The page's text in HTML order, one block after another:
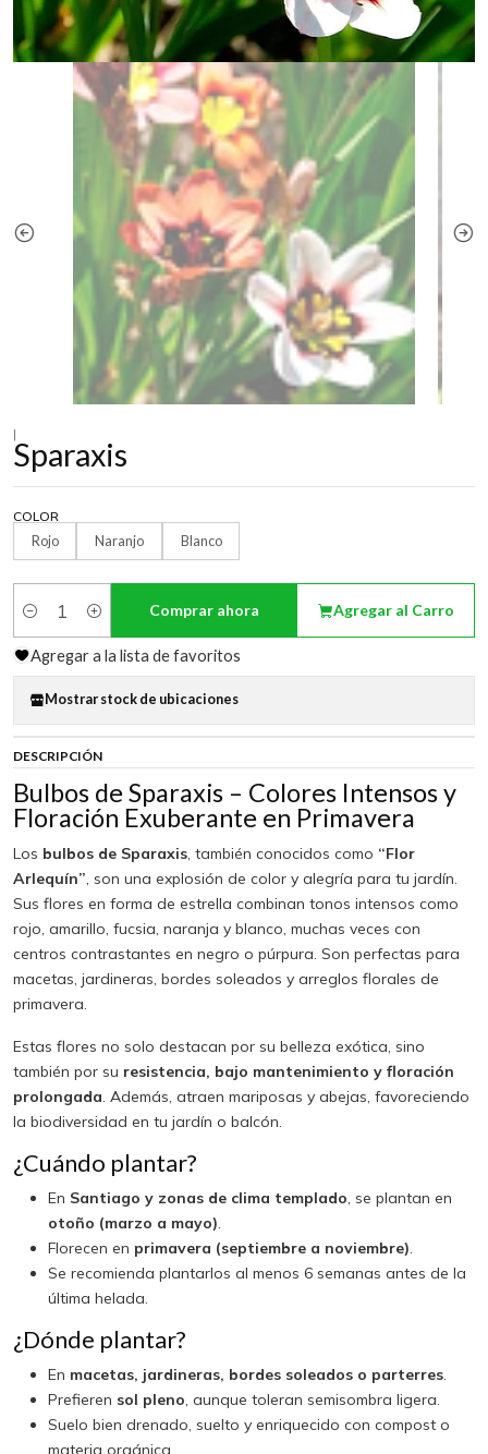
|
Sparaxis
COLOR
Rojo
Naranjo Blanco
Cantidad
Agregar al Carro
Comprar ahora
Agregar a la lista de favoritos
Mostrar stock de ubicaciones
DESCRIPCIÓN
Bulbos de Sparaxis – Colores Intensos y
Floración Exuberante en Primavera
Los bulbos de Sparaxis, también conocidos como “Flor
Arlequín”, son una explosión de color y alegría para tu jardín.
Sus flores en forma de estrella combinan tonos intensos como
rojo, amarillo, fucsia, naranja y blanco, muchas veces con
centros contrastantes en negro o púrpura. Son perfectas para
macetas, jardineras, bordes soleados y arreglos florales de
primavera.
Estas flores no solo destacan por su belleza exótica, sino
también por su resistencia, bajo mantenimiento y floración
prolongada. Además, atraen mariposas y abejas, favoreciendo
la biodiversidad en tu jardín o balcón.
¿Cuándo plantar?
En Santiago y zonas de clima templado, se plantan en
otoño (marzo a mayo).
Florecen en primavera (septiembre a noviembre).
Se recomienda plantarlos al menos 6 semanas antes de la
última helada.
¿Dónde plantar?
En macetas, jardineras, bordes soleados o parterres.
Prefieren sol pleno, aunque toleran semisombra ligera.
Suelo bien drenado, suelto y enriquecido con compost o
materia orgánica.